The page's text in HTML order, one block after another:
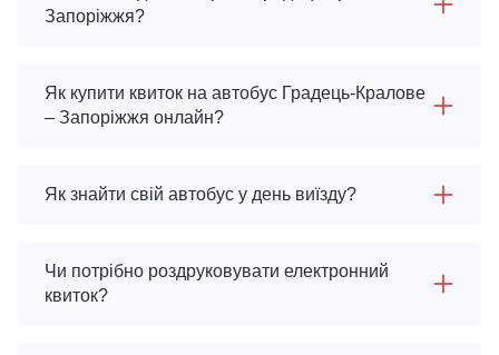
Запоріжжя?
Як купити квиток на автобус Градець-Кралове
– Запоріжжя онлайн?
Як знайти свій автобус у день виїзду?
Чи потрібно роздруковувати електронний
квиток?